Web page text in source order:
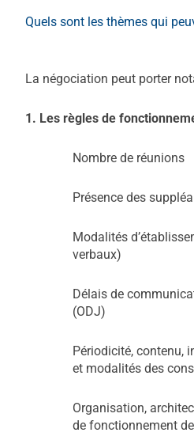
Quels sont les thèmes qui
La négociation peut porter
1. Les règles de
Nombre de réunions
Présence des
Modalités
verbaux)
Délais de
(ODJ)
Périodicité, contenu,
et modalités des
Organisation,
de fonctionnement